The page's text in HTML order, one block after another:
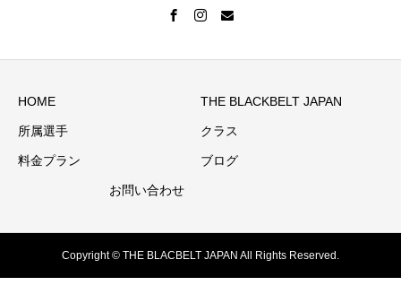
HOME THE BLACKBELT JAPAN
所属選手 クラス
料金プラン ブログ
お問い合わせ
Copyright © THE BLACBELT JAPAN All Rights Reserved.